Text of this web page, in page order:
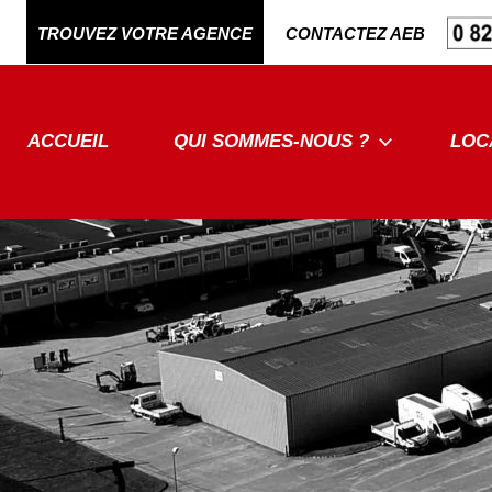
TROUVEZ VOTRE AGENCE CONTACTEZ AEB
ACCUEIL QUI SOMMES-NOUS ?